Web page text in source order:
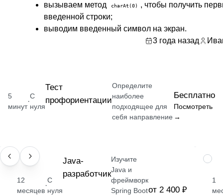
вызываем метод
charAt(0)
, чтобы получить
введенной строки;
выводим введенный символ на экран.
3 года назад
5
минут
·
С
нуля
Тест
профориентации
Определите
наиболее
подходящее для
себя направление
Бесплатно
Посмотреть
→
ПРОФЕССИЯ
12
месяцев
·
С
нуля
Java-
разработчик
Изучите
Java и
фреймворк
Spring Bootот 2 400 ₽
1